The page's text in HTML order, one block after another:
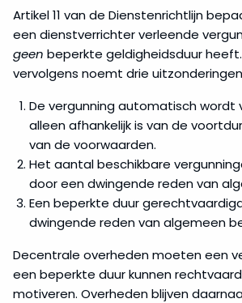
Artikel 11 van de Dienstenrichtlijn
een dienstverrichter verleende
geen beperkte geldigheidsduur heeft.
vervolgens noemt drie
De vergunning automatisch wordt
alleen afhankelijk is van de
van de voorwaarden.
Het aantal beschikbare
door een dwingende reden van
Een beperkte duur
dwingende reden van algemeen
Decentrale overheden moeten een
een beperkte duur kunnen
motiveren. Overheden blijven